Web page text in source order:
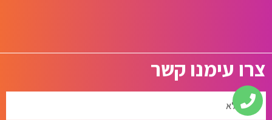
צרו עימנו קשר